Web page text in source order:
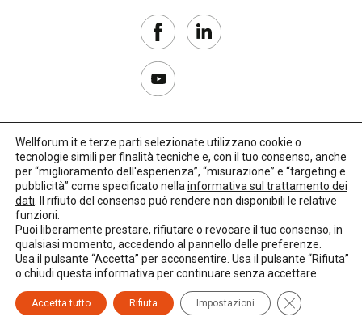
Copyright 2017–2026
Privacy Policy
Credits: LO Studio
Wellforum.it e terze parti selezionate utilizzano cookie o
tecnologie simili per finalità tecniche e, con il tuo consenso, anche
per “miglioramento dell'esperienza”, “misurazione” e “targeting e
pubblicità” come specificato nella informativa sul trattamento dei
dati . Il rifiuto del consenso può rendere non disponibili le relative
funzioni.
Puoi liberamente prestare, rifiutare o revocare il tuo consenso, in
qualsiasi momento, accedendo al pannello delle preferenze.
Usa il pulsante “Accetta” per acconsentire. Usa il pulsante “Rifiuta”
o chiudi questa informativa per continuare senza accettare.
Accetta tutto Rifiuta Impostazioni Close GDPR